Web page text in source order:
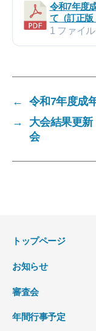
令和7年度
て（訂正版
1 ファイル
←
令和7年度成
→
大会結果更
会
トップページ
お知らせ
審査会
年間行事予定